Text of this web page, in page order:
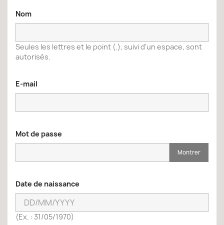
Nom
Seules les lettres et le point (.), suivi d'un espace, sont
autorisés.
E-mail
Mot de passe
Montrer
Date de naissance
(Ex. : 31/05/1970)